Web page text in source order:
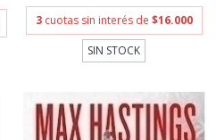
3 cuotas sin interés de $16.000
SIN STOCK